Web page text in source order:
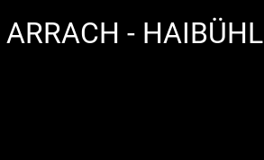
- HAIBÜHL